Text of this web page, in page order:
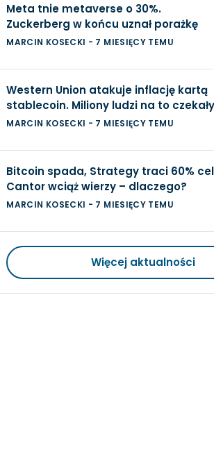
Meta tnie metaverse o 30%.
Zuckerberg w końcu uznał porażkę
MARCIN KOSECKI - 7 MIESIĘCY TEMU
Western Union atakuje inflację kartą
stablecoin. Miliony ludzi na to czekały
MARCIN KOSECKI - 7 MIESIĘCY TEMU
Bitcoin spada, Strategy traci 60%
Cantor wciąż wierzy – dlaczego?
MARCIN KOSECKI - 7 MIESIĘCY TEMU
Więcej aktualności